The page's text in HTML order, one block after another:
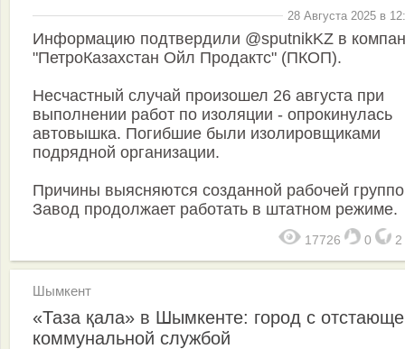
28 Августа 2025 в
Информацию подтвердили @sputnikKZ в
"ПетроКазахстан Ойл Продактс" (ПКОП).
Несчастный случай произошел 26 августа при
выполнении работ по изоляции - опрокинулась
автовышка. Погибшие были изолировщиками
подрядной организации.
Причины выясняются созданной рабочей
Завод продолжает работать в штатном режиме.
17726 0 2
Шымкент
«Таза қала» в Шымкенте: город с
коммунальной службой